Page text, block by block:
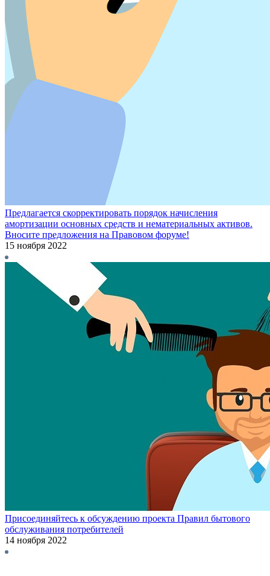
Предлагается скорректировать порядок начисления
амортизации основных средств и нематериальных активов.
Вносите предложения на Правовом форуме!
15 ноября 2022
Присоединяйтесь к обсуждению проекта Правил бытового
обслуживания потребителей
14 ноября 2022